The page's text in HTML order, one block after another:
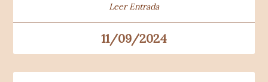
Leer Entrada
11/09/2024